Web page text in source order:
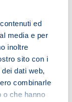
ed
media e per
inoltre
sito con i
dati web,
combinarle
o che hanno
World Cup
next in action
support the